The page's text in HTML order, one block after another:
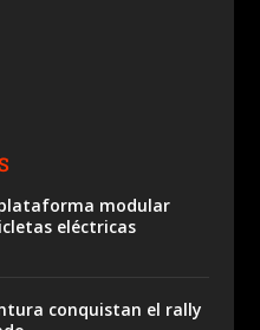
plataforma modular
eléctricas
conquistan el rally